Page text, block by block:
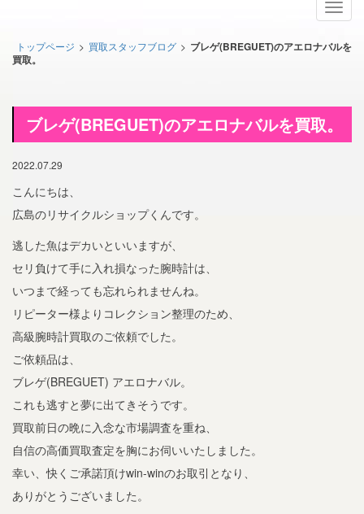
トップページ > 買取スタッフブログ > ブレゲ(BREGUET)のアエロナバルを
買取。
ブレゲ(BREGUET)のアエロナバルを買取。
2022.07.29
こんにちは、
広島のリサイクルショップくんです。
逃した魚はデカいといいますが、
セリ負けて手に入れ損なった腕時計は、
いつまで経っても忘れられませんね。
リピーター様よりコレクション整理のため、
高級腕時計買取のご依頼でした。
ご依頼品は、
ブレゲ(BREGUET) アエロナバル。
これも逃すと夢に出てきそうです。
買取前日の晩に入念な市場調査を重ね、
自信の高価買取査定を胸にお伺いいたしました。
幸い、快くご承諾頂けwin-winのお取引となり、
ありがとうございました。